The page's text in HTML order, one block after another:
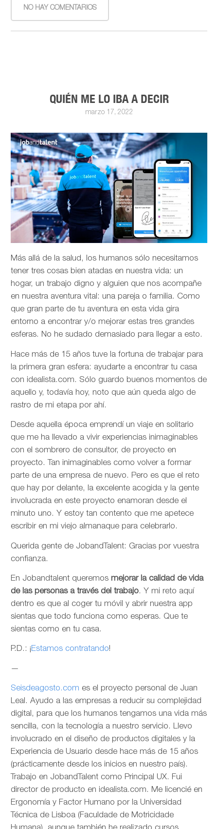
NO HAY COMENTARIOS
QUIÉN ME LO IBA A DECIR
marzo 17, 2022
Más allá de la salud, los humanos sólo necesitamos
tener tres cosas bien atadas en nuestra vida: un
hogar, un trabajo digno y alguien que nos acompañe
en nuestra aventura vital: una pareja o familia. Como
que gran parte de tu aventura en esta vida gira
entorno a encontrar y/o mejorar estas tres grandes
esferas. No he sudado demasiado para llegar a esto.
Hace más de 15 años tuve la fortuna de trabajar para
la primera gran esfera: ayudarte a encontrar tu casa
con idealista.com. Sólo guardo buenos momentos de
aquello y, todavía hoy, noto que aún queda algo de
rastro de mi etapa por ahí.
Desde aquella época emprendí un viaje en solitario
que me ha llevado a vivir experiencias inimaginables
con el sombrero de consultor, de proyecto en
proyecto. Tan inimaginables como volver a formar
parte de una empresa de nuevo. Pero es que el reto
que hay por delante, la excelente acogida y la gente
involucrada en este proyecto enamoran desde el
minuto uno. Y estoy tan contento que me apetece
escribir en mi viejo almanaque para celebrarlo.
Querida gente de JobandTalent: Gracias por vuestra
confianza.
En Jobandtalent queremos mejorar la calidad de vida
de las personas a través del trabajo. Y mi reto aquí
dentro es que al coger tu móvil y abrir nuestra app
sientas que todo funciona como esperas. Que te
sientas como en tu casa.
P.D.: ¡Estamos contratando!
—
Seisdeagosto.com es el proyecto personal de Juan
Leal. Ayudo a las empresas a reducir su complejidad
digital, para que los humanos tengamos una vida más
sencilla, con la tecnología a nuestro servicio. Llevo
involucrado en el diseño de productos digitales y la
Experiencia de Usuario desde hace más de 15 años
(prácticamente desde los inicios en nuestro país).
Trabajo en JobandTalent como Principal UX. Fui
director de producto en idealista.com. Me licencié en
Ergonomía y Factor Humano por la Universidad
Técnica de Lisboa (Faculdade de Motricidade